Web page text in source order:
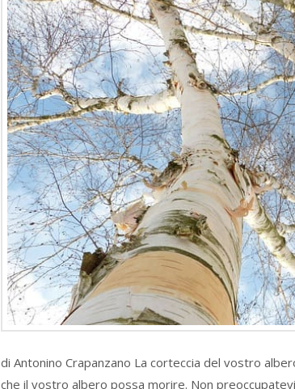
di Antonino Crapanzano La corteccia del vostro
che il vostro albero possa morire. Non